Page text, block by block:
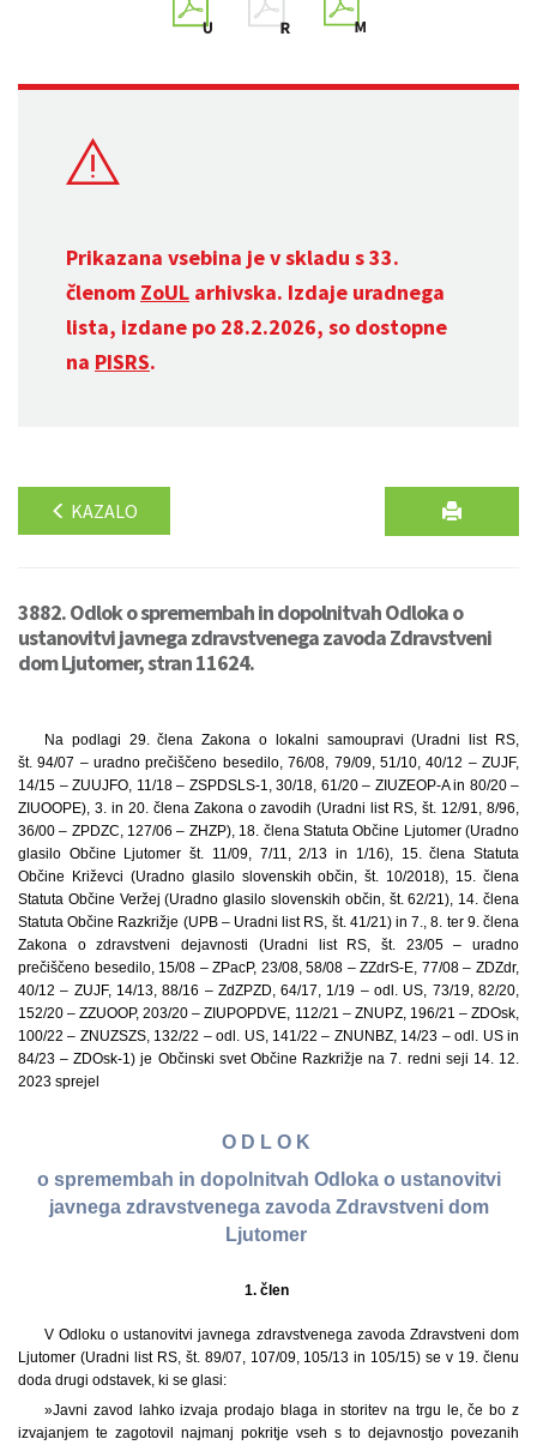
Prikazana vsebina je v skladu s 33.
členom ZoUL arhivska. Izdaje uradnega
lista, izdane po 28.2.2026, so dostopne
na PISRS.
KAZALO
3882. Odlok o spremembah in dopolnitvah Odloka o
ustanovitvi javnega zdravstvenega zavoda Zdravstveni
dom Ljutomer, stran 11624.
Na podlagi 29. člena Zakona o lokalni samoupravi (Uradni list RS,
št. 94/07 – uradno prečiščeno besedilo, 76/08, 79/09, 51/10, 40/12 – ZUJF,
14/15 – ZUUJFO, 11/18 – ZSPDSLS-1, 30/18, 61/20 – ZIUZEOP-A in 80/20 –
ZIUOOPE), 3. in 20. člena Zakona o zavodih (Uradni list RS, št. 12/91, 8/96,
36/00 – ZPDZC, 127/06 – ZHZP), 18. člena Statuta Občine Ljutomer (Uradno
glasilo Občine Ljutomer št. 11/09, 7/11, 2/13 in 1/16), 15. člena Statuta
Občine Križevci (Uradno glasilo slovenskih občin, št. 10/2018), 15. člena
Statuta Občine Veržej (Uradno glasilo slovenskih občin, št. 62/21), 14. člena
Statuta Občine Razkrižje (UPB – Uradni list RS, št. 41/21) in 7., 8. ter 9. člena
Zakona o zdravstveni dejavnosti (Uradni list RS, št. 23/05 – uradno
prečiščeno besedilo, 15/08 – ZPacP, 23/08, 58/08 – ZZdrS-E, 77/08 – ZDZdr,
40/12 – ZUJF, 14/13, 88/16 – ZdZPZD, 64/17, 1/19 – odl. US, 73/19, 82/20,
152/20 – ZZUOOP, 203/20 – ZIUPOPDVE, 112/21 – ZNUPZ, 196/21 – ZDOsk,
100/22 – ZNUZSZS, 132/22 – odl. US, 141/22 – ZNUNBZ, 14/23 – odl. US in
84/23 – ZDOsk-1) je Občinski svet Občine Razkrižje na 7. redni seji 14. 12.
2023 sprejel
O D L O K
o spremembah in dopolnitvah Odloka o ustanovitvi
javnega zdravstvenega zavoda Zdravstveni dom
Ljutomer
1. člen
V Odloku o ustanovitvi javnega zdravstvenega zavoda Zdravstveni dom
Ljutomer (Uradni list RS, št. 89/07, 107/09, 105/13 in 105/15) se v 19. členu
doda drugi odstavek, ki se glasi:
»Javni zavod lahko izvaja prodajo blaga in storitev na trgu le, če bo z
izvajanjem te zagotovil najmanj pokritje vseh s to dejavnostjo povezanih